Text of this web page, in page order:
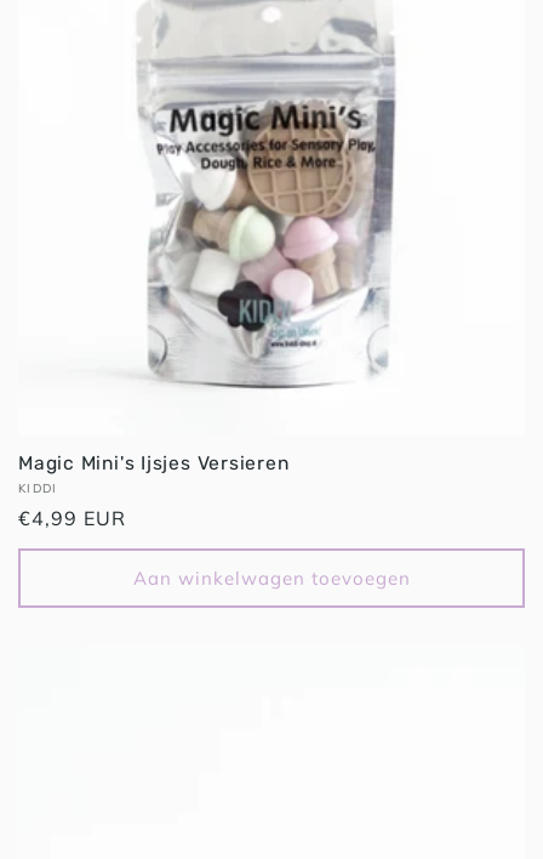
Magic Mini's Ijsjes Versieren
Verkoper:
KIDDI
Normale
prijs
€4,99 EUR
Aan winkelwagen toevoegen